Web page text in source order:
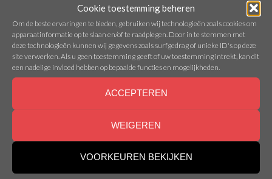
Cookie toestemming beheren
Om de beste ervaringen te bieden, gebruiken wij technologieën zoals cookies om
apparaatinformatie op te slaan en/of te raadplegen. Door in te stemmen met
deze technologieën kunnen wij gegevens zoals surfgedrag of unieke ID's op deze
site verwerken. Als u geen toestemming geeft of uw toestemming intrekt, kan dit
een nadelige invloed hebben op bepaalde functies en mogelijkheden.
ACCEPTEREN
WEIGEREN
VOORKEUREN BEKIJKEN
CASTLE DUKES
Webmaster - 12 May 2026
© Nemesis Gent | Made byNemesis